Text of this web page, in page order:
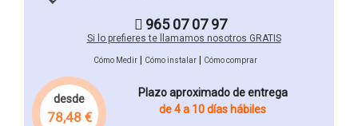
965 07 07 97
Si lo prefieres te llamamos nosotros GRATIS
Cómo Medir| Cómo instalar| Cómo comprar
desde
78,48 €
Plazo aproximado de entrega
de 4 a 10 días hábiles